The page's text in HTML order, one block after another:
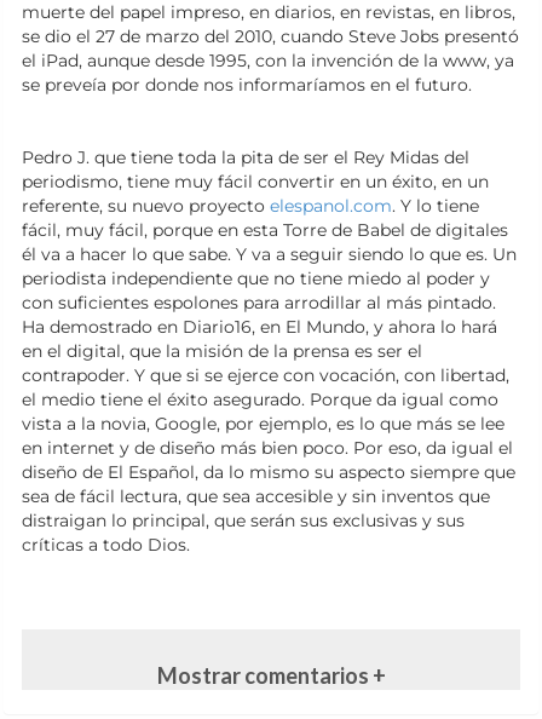
muerte del papel impreso, en diarios, en revistas, en libros,
se dio el 27 de marzo del 2010, cuando Steve Jobs presentó
el iPad, aunque desde 1995, con la invención de la www, ya
se preveía por donde nos informaríamos en el futuro.
Pedro J. que tiene toda la pita de ser el Rey Midas del
periodismo, tiene muy fácil convertir en un éxito, en un
referente, su nuevo proyecto elespanol.com. Y lo tiene
fácil, muy fácil, porque en esta Torre de Babel de digitales
él va a hacer lo que sabe. Y va a seguir siendo lo que es. Un
periodista independiente que no tiene miedo al poder y
con suficientes espolones para arrodillar al más pintado.
Ha demostrado en Diario16, en El Mundo, y ahora lo hará
en el digital, que la misión de la prensa es ser el
contrapoder. Y que si se ejerce con vocación, con libertad,
el medio tiene el éxito asegurado. Porque da igual como
vista a la novia, Google, por ejemplo, es lo que más se lee
en internet y de diseño más bien poco. Por eso, da igual el
diseño de El Español, da lo mismo su aspecto siempre que
sea de fácil lectura, que sea accesible y sin inventos que
distraigan lo principal, que serán sus exclusivas y sus
críticas a todo Dios.
Mostrar comentarios +